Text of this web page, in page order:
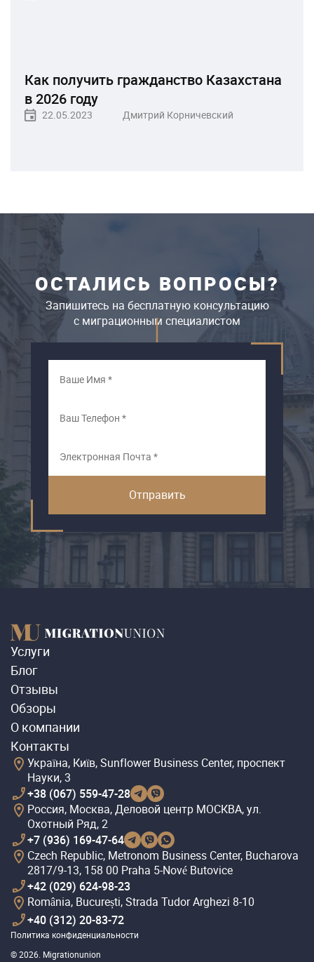
Как получить гражданство Казахстана
в 2026 году
22.05.2023 Дмитрий Корничевский
ОСТАЛИСЬ ВОПРОСЫ?
Запишитесь на бесплатную консультацию
c миграционным специалистом
Услуги
Блог
Отзывы
Обзоры
О компании
Контакты
Україна, Київ, Sunflower Business Center, проспект
Науки, 3
+38 (067) 559-47-28
Россия, Москва, Деловой центр МОСКВА, ул.
Охотный Ряд, 2
+7 (936) 169-47-64
Czech Republic, Metronom Business Center, Bucharova
2817/9-13, 158 00 Praha 5-Nové Butovice
+42 (029) 624-98-23
România, București, Strada Tudor Arghezi 8-10
+40 (312) 20-83-72
© 2026. Migrationunion
Политика конфиденциальности